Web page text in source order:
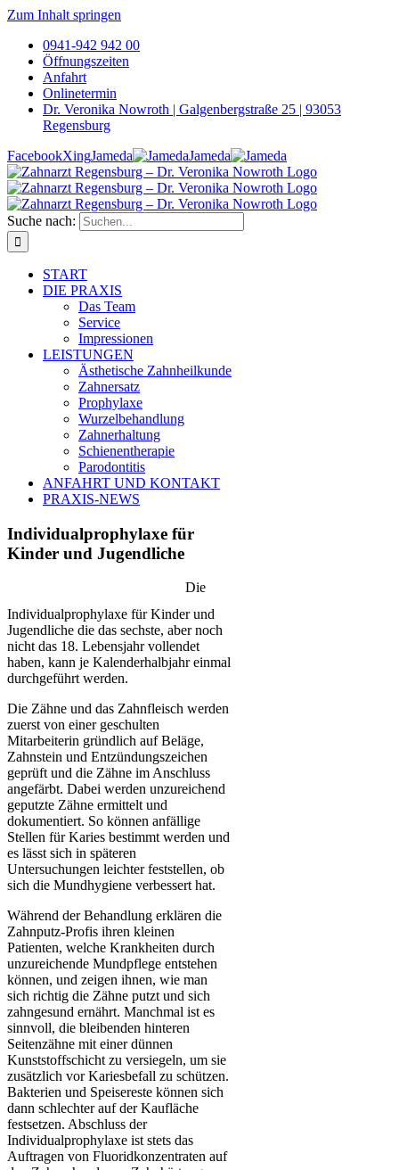
Zum Inhalt springen
0941-942 942 00
Öffnungszeiten
Anfahrt
Onlinetermin
Dr. Veronika Nowroth | Galgenbergstraße 25 | 93053
Regensburg
FacebookXingJameda Jameda
Suche nach:
START
DIE PRAXIS
Das Team
Service
Impressionen
LEISTUNGEN
Ästhetische Zahnheilkunde
Zahnersatz
Prophylaxe
Wurzelbehandlung
Zahnerhaltung
Schienentherapie
Parodontitis
ANFAHRT UND KONTAKT
PRAXIS-NEWS
Individualprophylaxe für
Kinder und Jugendliche
Die
Individualprophylaxe für Kinder und
Jugendliche die das sechste, aber noch
nicht das 18. Lebensjahr vollendet
haben, kann je Kalenderhalbjahr einmal
durchgeführt werden.
Die Zähne und das Zahnfleisch werden
zuerst von einer geschulten
Mitarbeiterin gründlich auf Beläge,
Zahnstein und Entzündungszeichen
geprüft und die Zähne im Anschluss
angefärbt. Dabei werden unzureichend
geputzte Zähne ermittelt und
dokumentiert. So können anfällige
Stellen für Karies bestimmt werden und
es lässt sich in späteren
Untersuchungen leichter feststellen, ob
sich die Mundhygiene verbessert hat.
Während der Behandlung erklären die
Zahnputz-Profis ihren kleinen
Patienten, welche Krankheiten durch
unzureichende Mundpflege entstehen
können, und zeigen ihnen, wie man
sich richtig die Zähne putzt und sich
zahngesund ernährt. Manchmal ist es
sinnvoll, die bleibenden hinteren
Seitenzähne mit einer dünnen
Kunststoffschicht zu versiegeln, um sie
zusätzlich vor Kariesbefall zu schützen.
Bakterien und Speisereste können sich
dann schlechter auf der Kaufläche
festsetzen. Abschluss der
Individualprophylaxe ist stets das
Auftragen von Fluoridkonzentraten auf